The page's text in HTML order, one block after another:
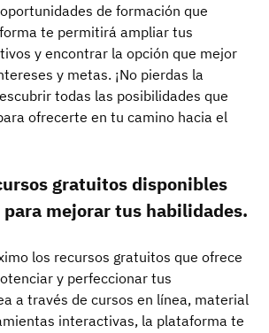
de formación que
te permitirá ampliar tus
y encontrar la opción que mejor
y metas. ¡No pierdas la
todas las posibilidades que
ofrecerte en tu camino hacia el
gratuitos disponibles
mejorar tus habilidades.
los recursos gratuitos que ofrece
y perfeccionar tus
a través de cursos en línea, material
interactivas, la plataforma te